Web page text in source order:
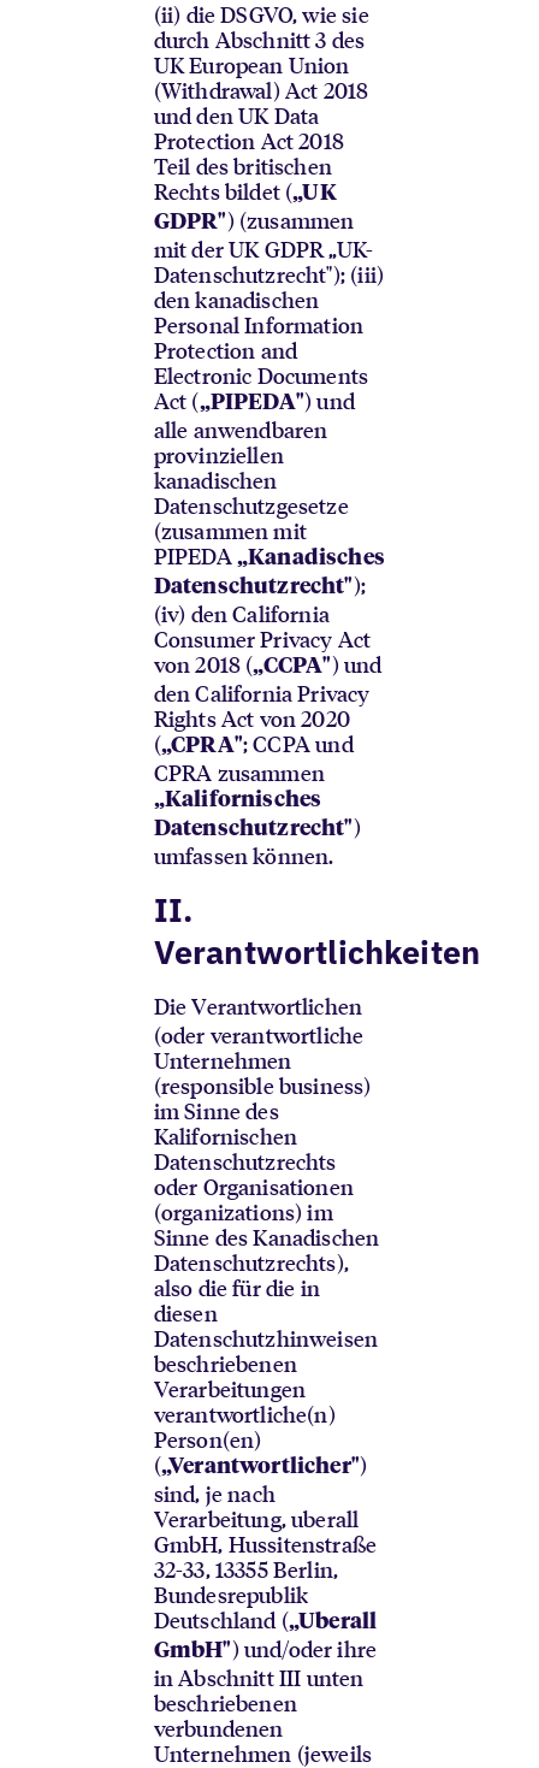
(ii) die DSGVO, wie sie
durch Abschnitt 3 des
UK European Union
(Withdrawal) Act 2018
und den UK Data
Protection Act 2018
Teil des britischen
Rechts bildet („UK
GDPR") (zusammen
mit der UK GDPR „UK-
Datenschutzrecht"); (iii)
den kanadischen
Personal Information
Protection and
Electronic Documents
Act („PIPEDA") und
alle anwendbaren
provinziellen
kanadischen
Datenschutzgesetze
(zusammen mit
PIPEDA „Kanadisches
Datenschutzrecht");
(iv) den California
Consumer Privacy Act
von 2018 („CCPA") und
den California Privacy
Rights Act von 2020
(„CPRA"; CCPA und
CPRA zusammen
„Kalifornisches
Datenschutzrecht")
umfassen können.
II.
Verantwortlichkeiten
Die Verantwortlichen
(oder verantwortliche
Unternehmen
(responsible business)
im Sinne des
Kalifornischen
Datenschutzrechts
oder Organisationen
(organizations) im
Sinne des Kanadischen
Datenschutzrechts),
also die für die in
diesen
Datenschutzhinweisen
beschriebenen
Verarbeitungen
verantwortliche(n)
Person(en)
(„Verantwortlicher")
sind, je nach
Verarbeitung, uberall
GmbH, Hussitenstraße
32-33, 13355 Berlin,
Bundesrepublik
Deutschland („Uberall
GmbH") und/oder ihre
in Abschnitt III unten
beschriebenen
verbundenen
Unternehmen (jeweils